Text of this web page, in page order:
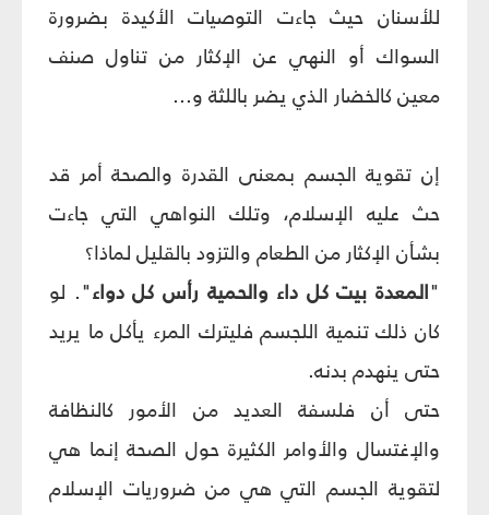
للأسنان حيث جاءت التوصيات الأكيدة بضرورة
السواك أو النهي عن الإكثار من تناول صنف
معين كالخضار الذي يضر باللثة و...
إن تقوية الجسم بمعنى القدرة والصحة أمر قد
حث عليه الإسلام، وتلك النواهي التي جاءت
بشأن الإكثار من الطعام والتزود بالقليل لماذا؟
"المعدة بيت كل داء والحمية رأس كل دواء". لو
كان ذلك تنمية اللجسم فليترك المرء يأكل ما يريد
حتى ينهدم بدنه.
حتى أن فلسفة العديد من الأمور كالنظافة
والإغتسال والأوامر الكثيرة حول الصحة إنما هي
لتقوية الجسم التي هي من ضروريات الإسلام